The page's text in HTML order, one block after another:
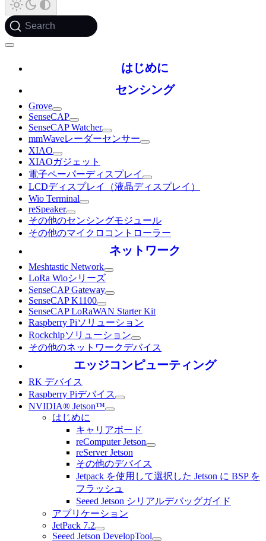
Search
はじめに
センシング
Grove
SenseCAP
SenseCAP Watcher
mmWaveレーダーセンサー
XIAO
XIAOガジェット
電子ペーパーディスプレイ
LCDディスプレイ（液晶ディスプレイ）
Wio Terminal
reSpeaker
その他のセンシングモジュール
その他のマイクロコントローラー
ネットワーク
Meshtastic Network
LoRa Wioシリーズ
SenseCAP Gateway
SenseCAP K1100
SenseCAP LoRaWAN Starter Kit
Raspberry Piソリューション
Rockchipソリューション
その他のネットワークデバイス
エッジコンピューティング
RK デバイス
Raspberry Piデバイス
NVIDIA® Jetson™
はじめに
キャリアボード
reComputer Jetson
reServer Jetson
その他のデバイス
Jetpack を使用して選択した Jetson に BSP を
フラッシュ
Seeed Jetson シリアルデバッグガイド
アプリケーション
JetPack 7.2
Seeed Jetson DevelopTool